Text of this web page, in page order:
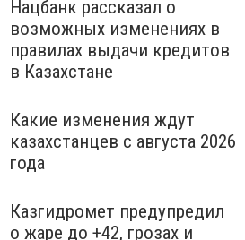
Нацбанк рассказал о
возможных изменениях в
правилах выдачи кредитов
в Казахстане
Какие изменения ждут
казахстанцев с августа 2026
года
Казгидромет предупредил
о жаре до +42, грозах и